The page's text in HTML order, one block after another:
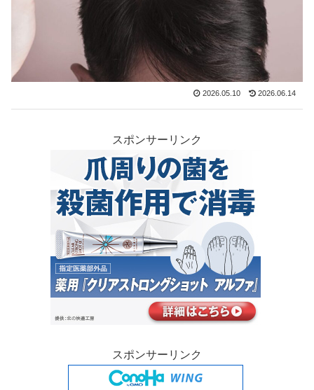
2026.05.10 2026.06.14
スポンサーリンク
スポンサーリンク